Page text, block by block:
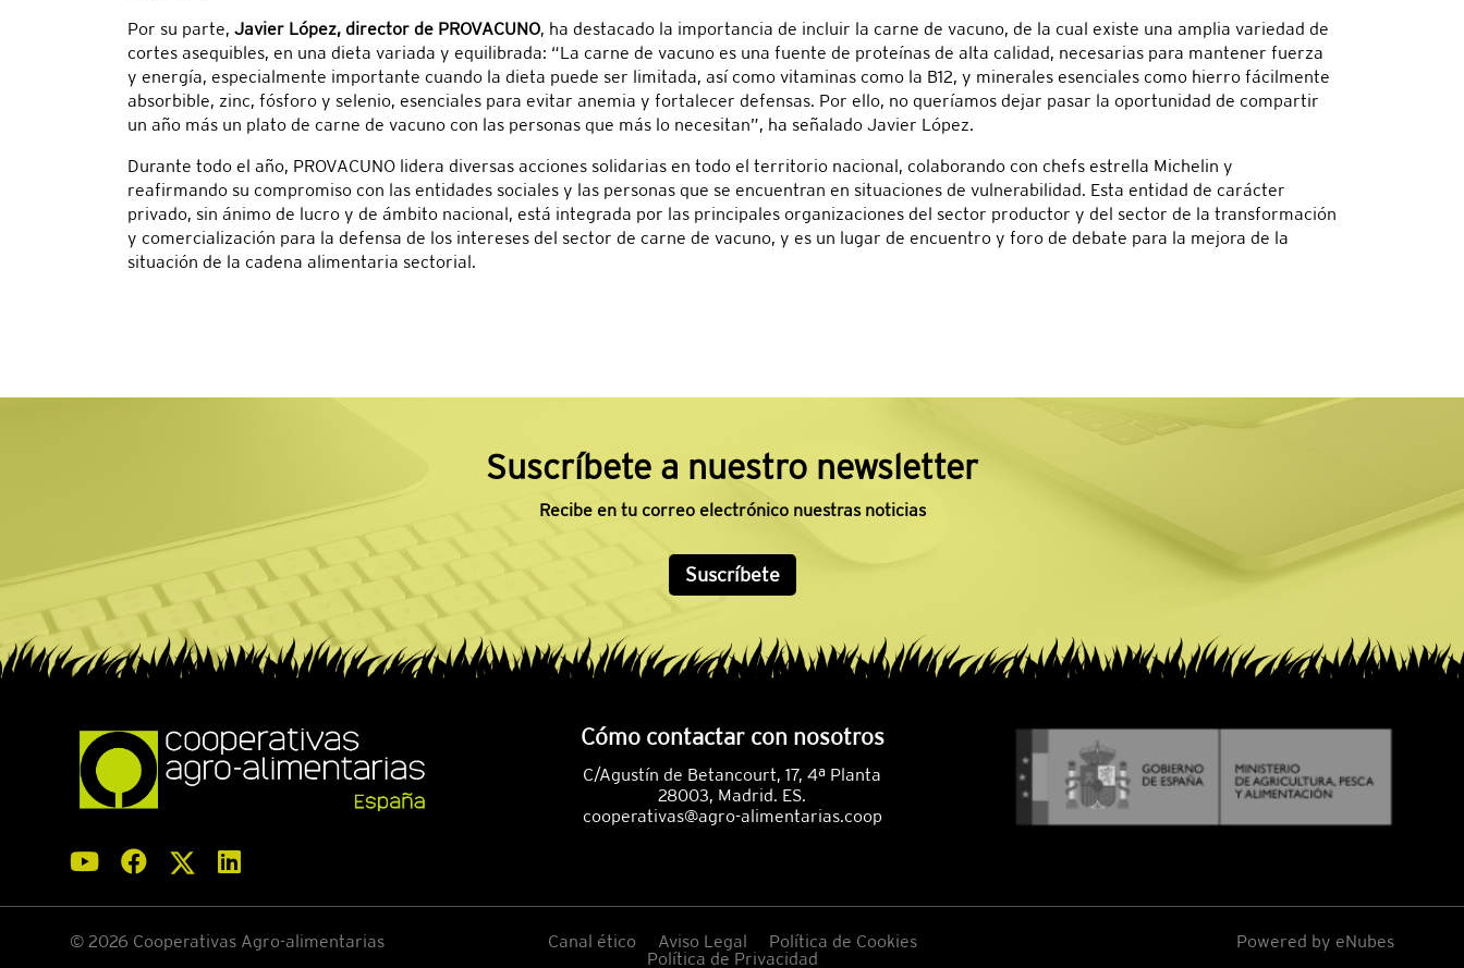
Por su parte, Javier López, director de PROVACUNO, ha destacado la importancia de incluir la carne de vacuno, de la cual existe una amplia variedad de
cortes asequibles, en una dieta variada y equilibrada: “La carne de vacuno es una fuente de proteínas de alta calidad, necesarias para mantener fuerza
y energía, especialmente importante cuando la dieta puede ser limitada, así como vitaminas como la B12, y minerales esenciales como hierro fácilmente
absorbible, zinc, fósforo y selenio, esenciales para evitar anemia y fortalecer defensas. Por ello, no queríamos dejar pasar la oportunidad de compartir
un año más un plato de carne de vacuno con las personas que más lo necesitan”, ha señalado Javier López.
Durante todo el año, PROVACUNO lidera diversas acciones solidarias en todo el territorio nacional, colaborando con chefs estrella Michelin y
reafirmando su compromiso con las entidades sociales y las personas que se encuentran en situaciones de vulnerabilidad. Esta entidad de carácter
privado, sin ánimo de lucro y de ámbito nacional, está integrada por las principales organizaciones del sector productor y del sector de la transformación
y comercialización para la defensa de los intereses del sector de carne de vacuno, y es un lugar de encuentro y foro de debate para la mejora de la
situación de la cadena alimentaria sectorial.
Suscríbete a nuestro newsletter
Recibe en tu correo electrónico nuestras noticias
Suscríbete
Cómo contactar con nosotros
C/Agustín de Betancourt, 17, 4ª Planta
28003, Madrid. ES.
cooperativas@agro-alimentarias.coop
© 2026 Cooperativas Agro-alimentarias Canal ético Aviso Legal
Política de Cookies
Política de Privacidad
Powered by eNubes